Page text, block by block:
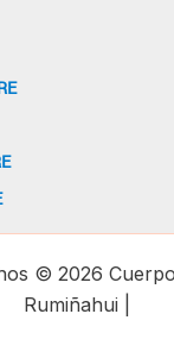
© 2026
Rumiñahui |